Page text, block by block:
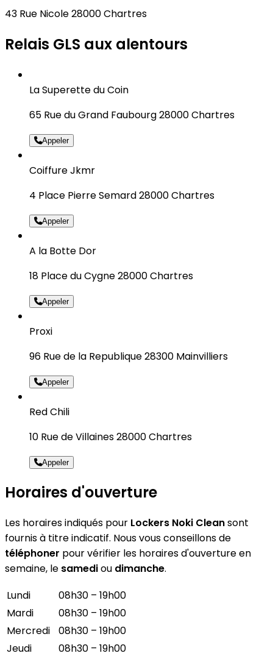
43 Rue Nicole 28000 Chartres
Relais GLS aux alentours
La Superette du Coin
65 Rue du Grand Faubourg 28000 Chartres
Appeler
Coiffure Jkmr
4 Place Pierre Semard 28000 Chartres
Appeler
A la Botte Dor
18 Place du Cygne 28000 Chartres
Appeler
Proxi
96 Rue de la Republique 28300 Mainvilliers
Appeler
Red Chili
10 Rue de Villaines 28000 Chartres
Appeler
Horaires d'ouverture
Les horaires indiqués pour Lockers Noki Cleansont
fournis à titre indicatif. Nous vous conseillons de
téléphoner pour vérifier les horaires d'ouverture en
semaine, le samediou dimanche.
Lundi
08h30 – 19h00
Mardi
08h30 – 19h00
Mercredi
08h30 – 19h00
Jeudi
08h30 – 19h00